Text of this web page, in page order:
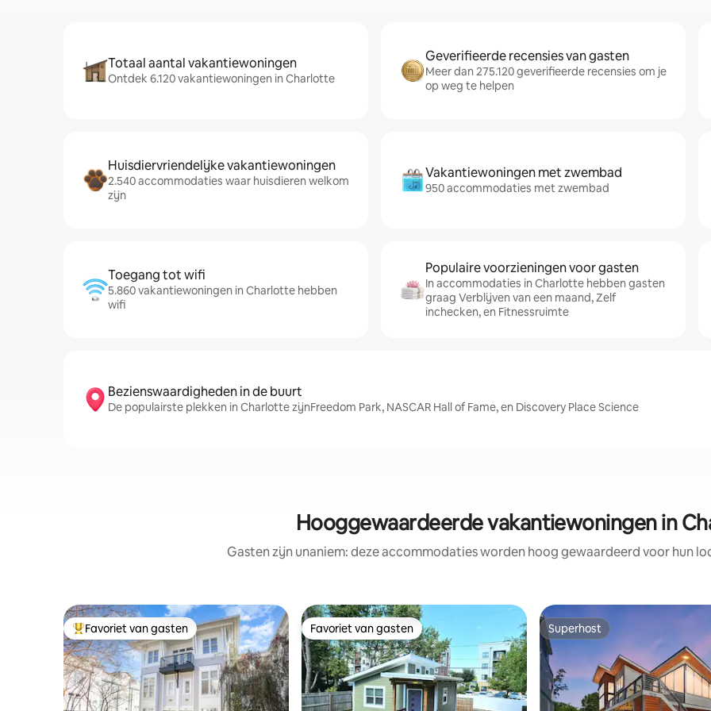
Totaal aantal vakantiewoningen
Ontdek 6.120 vakantiewoningen in Charlotte
Geverifieerde recensies van gasten
Meer dan 275.120 geverifieerde recensies om je
op weg te helpen
Huisdiervriendelijke vakantiewoningen
2.540 accommodaties waar huisdieren welkom
zijn
Vakantiewoningen met zwembad
950 accommodaties met zwembad
Toegang tot wifi
5.860 vakantiewoningen in Charlotte hebben
wifi
Populaire voorzieningen voor gasten
In accommodaties in Charlotte hebben gasten
graag Verblijven van een maand, Zelf
inchecken, en Fitnessruimte
Bezienswaardigheden in de buurt
De populairste plekken in Charlotte zijnFreedom Park, NASCAR Hall of Fame, en Discovery Place Science
Hooggewaardeerde vakantiewoningen in
Gasten zijn unaniem: deze accommodaties worden hoog gewaardeerd voor hun
Topfavoriet van gasten
Favoriet van gasten Favoriet van gasten
Favoriet van gasten Superhost
Superhost